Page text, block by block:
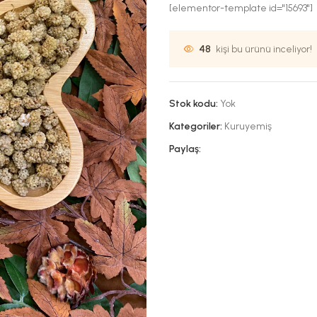
[elementor-template id="15693"]
48 kişi bu ürünü inceliyor!
Stok kodu: Yok
Kategoriler: Kuruyemiş
Paylaş: